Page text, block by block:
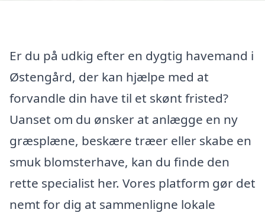
Er du på udkig efter en dygtig havemand i
Østengård, der kan hjælpe med at
forvandle din have til et skønt fristed?
Uanset om du ønsker at anlægge en ny
græsplæne, beskære træer eller skabe en
smuk blomsterhave, kan du finde den
rette specialist her. Vores platform gør det
nemt for dig at sammenligne lokale